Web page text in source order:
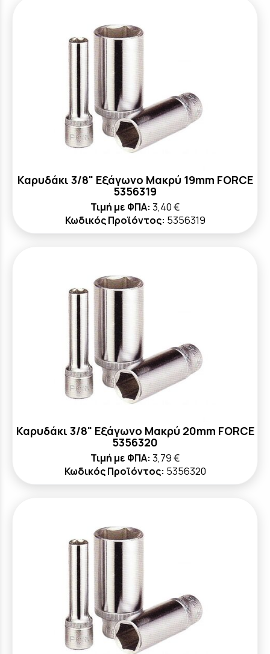
Καρυδάκι 3/8" Εξάγωνο Μακρύ 19mm FORCE
5356319
Τιμή με ΦΠΑ: 3,40 €
Κωδικός Προϊόντος: 5356319
Καρυδάκι 3/8" Εξάγωνο Μακρύ 20mm FORCE
5356320
Τιμή με ΦΠΑ: 3,79 €
Κωδικός Προϊόντος: 5356320